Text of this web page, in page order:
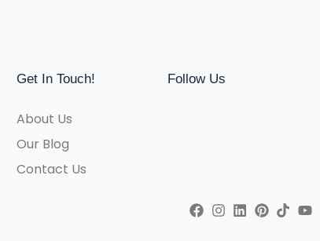
Get In Touch!
About Us
Our Blog
Contact Us
Follow Us